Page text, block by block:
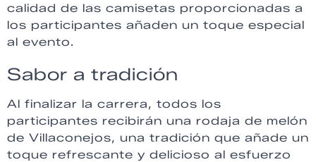
calidad de las camisetas proporcionadas a
los participantes añaden un toque especial
al evento.
Sabor a tradición
Al finalizar la carrera, todos los
participantes recibirán una rodaja de melón
de Villaconejos, una tradición que añade un
toque refrescante y delicioso al esfuerzo